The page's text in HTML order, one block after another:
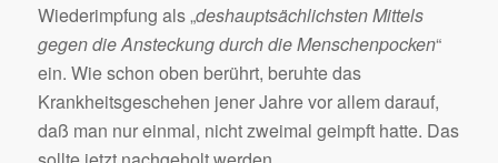
Wiederimpfung als „deshauptsächlichsten Mittels
gegen die Ansteckung durch die Menschenpocken“
ein. Wie schon oben berührt, beruhte das
Krankheitsgeschehen jener Jahre vor allem darauf,
daß man nur einmal, nicht zweimal geimpft hatte. Das